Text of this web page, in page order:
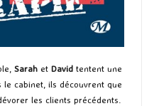
Sarah et David tentent une
cabinet, ils découvrent que
les clients précédents.